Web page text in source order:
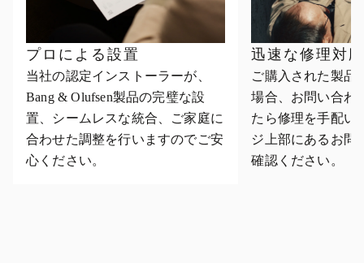
プロによる設置
当社の認定インストーラーが、
Bang & Olufsen製品の完璧な設
置、シームレスな統合、ご家庭に
合わせた調整を行いますのでご安
心ください。
迅速な修理対
ご購入された製品
場合、お問い合わ
たら修理を手配い
ジ上部にあるお問
確認ください。